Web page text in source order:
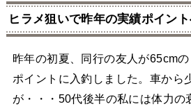
ヒラメ狙いで昨年の実績ポイン
昨年の初夏、同行の友人が65cm
ポイントに入釣しました。車から
が・・・50代後半の私には体力の